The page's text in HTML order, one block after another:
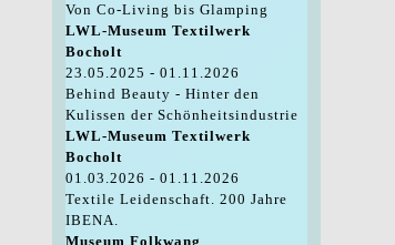
Von Co-Living bis Glamping
LWL-Museum Textilwerk
Bocholt
23.05.2025 - 01.11.2026
Behind Beauty - Hinter den
Kulissen der Schönheitsindustrie
LWL-Museum Textilwerk
Bocholt
01.03.2026 - 01.11.2026
Textile Leidenschaft. 200 Jahre
IBENA.
Museum Folkwang